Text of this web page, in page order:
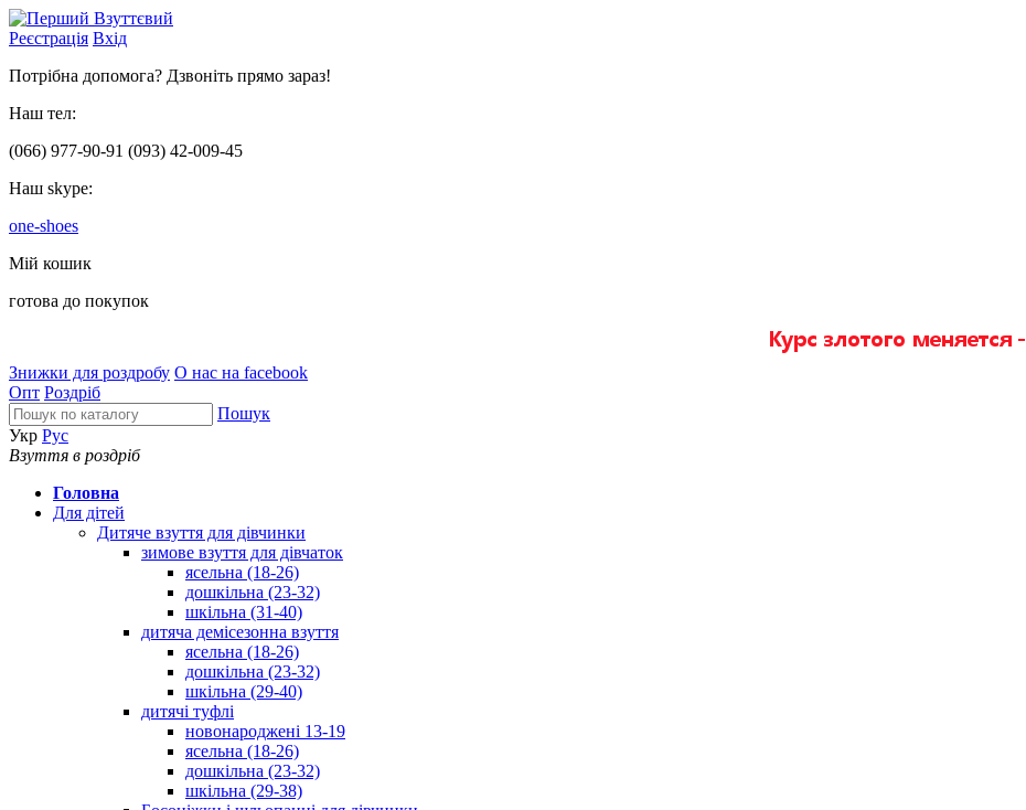
Реєстрація Вхід
Потрібна допомога? Дзвоніть прямо зараз!
Наш тел:
(066) 977-90-91 (093) 42-009-45
Наш skype:
one-shoes
Мій кошик
готова до покупок
Знижки для роздробу О нас на facebook
Опт Роздріб
Пошук
Укр Рус
Взуття в роздріб
Головна
Для дітей
Дитяче взуття для дівчинки
зимове взуття для дівчаток
ясельна (18-26)
дошкільна (23-32)
шкільна (31-40)
дитяча демісезонна взуття
ясельна (18-26)
дошкільна (23-32)
шкільна (29-40)
дитячі туфлі
новонароджені 13-19
ясельна (18-26)
дошкільна (23-32)
шкільна (29-38)